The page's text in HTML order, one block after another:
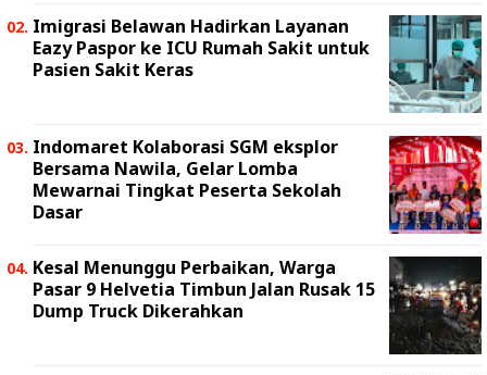
Imigrasi Belawan Hadirkan Layanan
Eazy Paspor ke ICU Rumah Sakit untuk
Pasien Sakit Keras
Indomaret Kolaborasi SGM eksplor
Bersama Nawila, Gelar Lomba
Mewarnai Tingkat Peserta Sekolah
Dasar
Kesal Menunggu Perbaikan, Warga
Pasar 9 Helvetia Timbun Jalan Rusak 15
Dump Truck Dikerahkan